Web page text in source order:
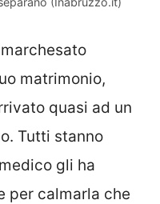
matrimonio,
quasi ad un
Tutti stanno
gli ha
per calmarla che